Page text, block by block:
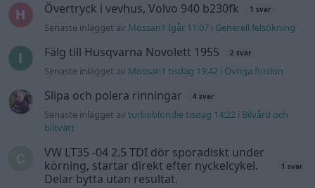
Övertryck i vevhus, Volvo 940 b230fk 1 svar
Senaste inlägget av Mossan1 Igår 11:07 i Generell felsökning
Fälg till Husqvarna Novolett 1955 2 svar
Senaste inlägget av Mossan1 tisdag 19:42 i Övriga fordon
Slipa och polera rinningar 4 svar
Senaste inlägget avturboblondie tisdag 14:22 i Bilvård och
biltvätt
VW LT35 -04 2.5 TDI dör sporadiskt under
körning, startar direkt efter nyckelcykel.
Delar bytta utan resultat.
1 svar